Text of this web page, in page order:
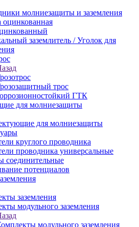
молниезащиты и заземления
оцинкованная
заземлитель / Уголок для
трос
ГТК
для молниезащиты
для молниезащиты
круглого проводника
проводника универсальные
соединительные
потенциалов
заземления
модульного заземления
модульного заземления